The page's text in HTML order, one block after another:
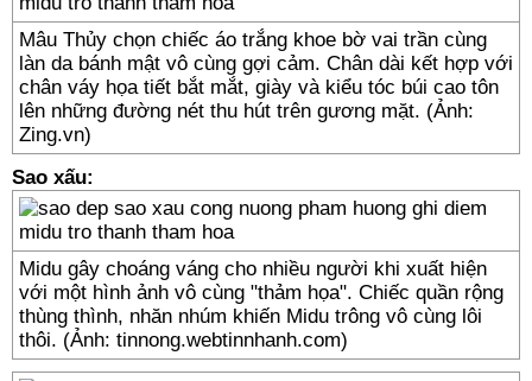
Mâu Thủy chọn chiếc áo trắng khoe bờ vai trần cùng
làn da bánh mật vô cùng gợi cảm. Chân dài kết hợp với
chân váy họa tiết bắt mắt, giày và kiểu tóc búi cao tôn
lên những đường nét thu hút trên gương mặt. (Ảnh:
Zing.vn)
Sao xấu:
Midu gây choáng váng cho nhiều người khi xuất hiện
với một hình ảnh vô cùng "thảm họa". Chiếc quần rộng
thùng thình, nhăn nhúm khiến Midu trông vô cùng lôi
thôi. (Ảnh: tinnong.webtinnhanh.com)